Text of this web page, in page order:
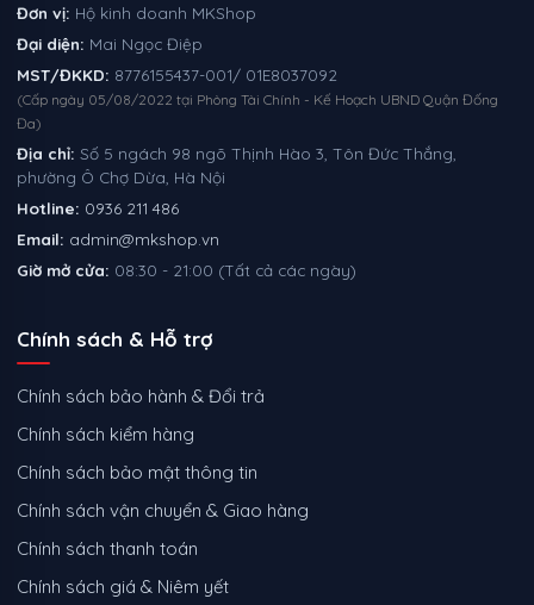
Đơn vị: Hộ kinh doanh MKShop
Đại diện: Mai Ngọc Điệp
MST/ĐKKD: 8776155437-001/ 01E8037092
(Cấp ngày 05/08/2022 tại Phòng Tài Chính - Kế Hoạch UBND Quận Đống
Đa)
Địa chỉ: Số 5 ngách 98 ngõ Thịnh Hào 3, Tôn Đức Thắng,
phường Ô Chợ Dừa, Hà Nội
Hotline: 0936 211 486
Email: admin@mkshop.vn
Giờ mở cửa: 08:30 - 21:00 (Tất cả các ngày)
Chính sách & Hỗ trợ
Chính sách bảo hành & Đổi trả
Chính sách kiểm hàng
Chính sách bảo mật thông tin
Chính sách vận chuyển & Giao hàng
Chính sách thanh toán
Chính sách giá & Niêm yết